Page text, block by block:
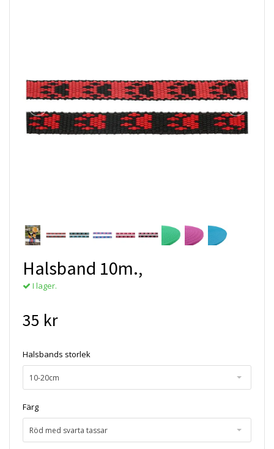
Halsband 10m.,
I lager.
35 kr
Halsbands storlek
10-20cm
Färg
Röd med svarta tassar